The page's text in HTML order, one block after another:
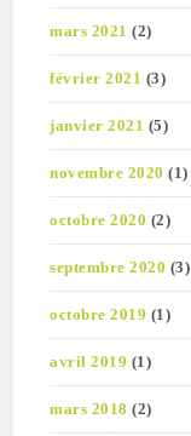
mars 2021 (2)
février 2021 (3)
janvier 2021 (5)
novembre 2020 (1)
octobre 2020 (2)
septembre 2020 (3)
octobre 2019 (1)
avril 2019 (1)
mars 2018 (2)